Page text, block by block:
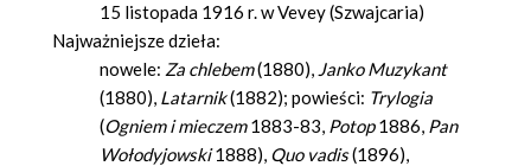
15 listopada 1916 r. w Vevey (Szwajcaria)
Najważniejsze dzieła:
nowele: Za chlebem(1880), Janko Muzykant
(1880), Latarnik(1882); powieści: Trylogia
(Ogniem i mieczem1883-83, Potop1886, Pan
Wołodyjowski1888), Quo vadis(1896),